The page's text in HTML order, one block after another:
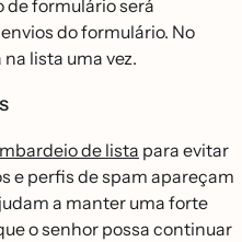
de formulário será
do formulário. No
lista uma vez.
de lista para evitar
e perfis de spam apareçam
a manter uma forte
o senhor possa continuar